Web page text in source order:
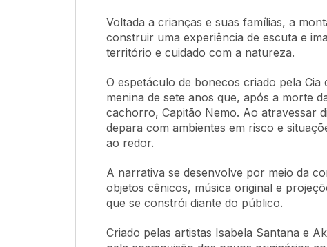
Voltada a crianças e suas famílias, a
construir uma experiência de escuta e
território e cuidado com a natureza.
O espetáculo de bonecos criado pela
menina de sete anos que, após a morte
cachorro, Capitão Nemo. Ao atravessar
depara com ambientes em risco e
ao redor.
A narrativa se desenvolve por meio da
objetos cênicos, música original e
que se constrói diante do público.
Criado pelas artistas Isabela Santana e